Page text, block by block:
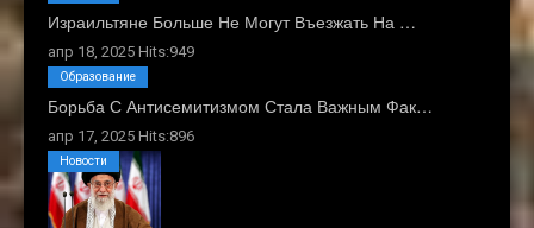
Израильтяне Больше Не Могут Въезжать На …
апр 18, 2025 Hits:949
Борьба С Антисемитизмом Стала Важным Фак…
апр 17, 2025 Hits:896
Образование
Новости